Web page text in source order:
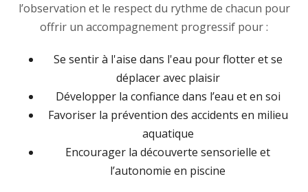
l’observation et le respect du rythme de chacun pour
offrir un accompagnement progressif pour :
Se sentir à l'aise dans l'eau pour flotter et se
déplacer avec plaisir
Développer la confiance dans l’eau et en soi
Favoriser la prévention des accidents en milieu
aquatique
Encourager la découverte sensorielle et
l’autonomie en piscine